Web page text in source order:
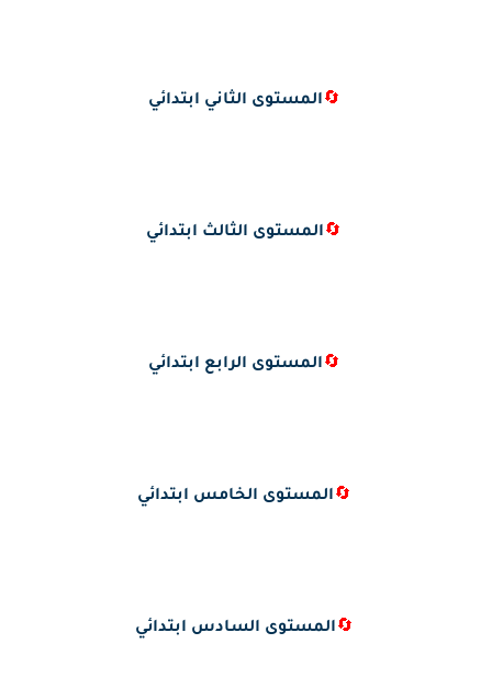
🔄المستوى الثاني ابتدائي
🔄المستوى الثالث ابتدائي
🔄المستوى الرابع ابتدائي
🔄المستوى الخامس ابتدائي
🔄المستوى السادس ابتدائي